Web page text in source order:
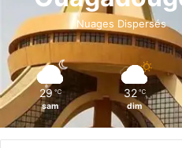
o
k
i
n
Nuages Dispersés
29 ℃
sam
32 ℃
dim